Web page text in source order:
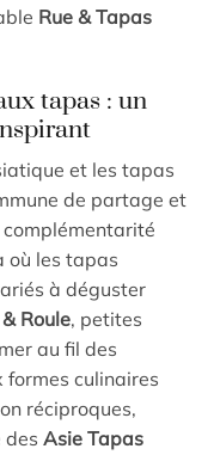
Rue & Tapas
tapas : un
et les tapas
de partage et
où les tapas
à déguster
Roule, petites
au fil des
formes culinaires
réciproques,
des Asie Tapas